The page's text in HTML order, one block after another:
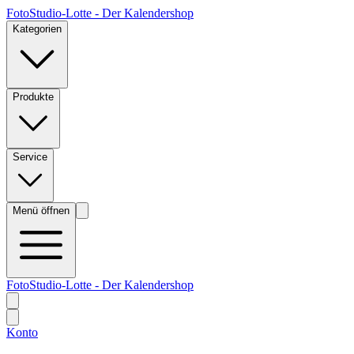
FotoStudio-Lotte - Der Kalendershop
Kategorien
Produkte
Service
Menü öffnen
FotoStudio-Lotte - Der Kalendershop
Konto